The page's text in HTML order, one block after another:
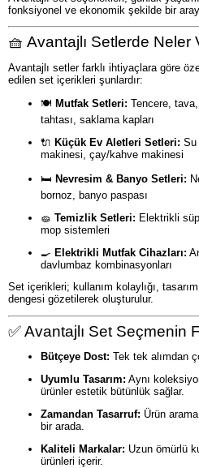
fonksiyonel ve ekonomik şekilde bir
🧺 Avantajlı Setlerde Neler
Avantajlı setler farklı ihtiyaçlara göre
edilen set içerikleri şunlardır:
🍽️ Mutfak Setleri: Tencere,
tahtası, saklama kapları
🔌 Küçük Ev Aletleri Setleri: Su
makinesi, çay/kahve makinesi
🛏️ Nevresim & Banyo Setleri:
bornoz, banyo paspası
🧽 Temizlik Setleri: Elektrikli
mop sistemleri
🍳 Elektrikli Mutfak Cihazları:
davlumbaz kombinasyonları
Set içerikleri; kullanım kolaylığı,
dengesi gözetilerek oluşturulur.
✅ Avantajlı Set Seçmenin
Bütçeye Dost: Tek tek alımdan
Uyumlu Tasarım: Aynı
ürünler estetik bütünlük sağlar.
Zamandan Tasarruf: Ürün
bir arada.
Kaliteli Markalar: Uzun ömürlü
ürünleri içerir.